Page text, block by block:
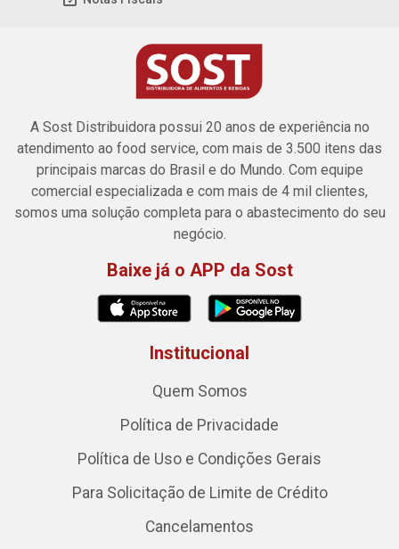
A Sost Distribuidora possui 20 anos de experiência no
atendimento ao food service, com mais de 3.500 itens das
principais marcas do Brasil e do Mundo. Com equipe
comercial especializada e com mais de 4 mil clientes,
somos uma solução completa para o abastecimento do seu
negócio.
Baixe já o APP da Sost
Institucional
Quem Somos
Política de Privacidade
Política de Uso e Condições Gerais
Para Solicitação de Limite de Crédito
Cancelamentos